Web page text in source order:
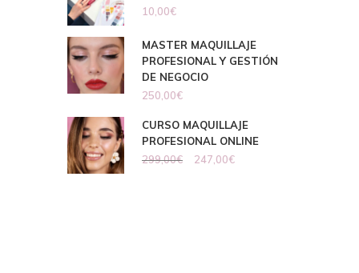
10,00€
MASTER MAQUILLAJE
PROFESIONAL Y GESTIÓN
DE NEGOCIO
250,00€
CURSO MAQUILLAJE
PROFESIONAL ONLINE
299,00€ 247,00€